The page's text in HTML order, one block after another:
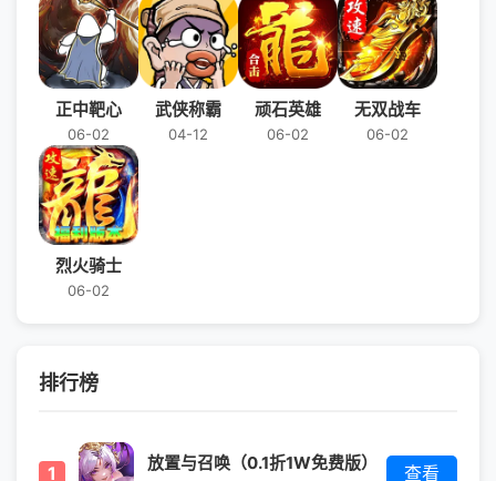
正中靶心
06-02
武侠称霸
04-12
顽石英雄
06-02
无双战车
06-02
烈火骑士
06-02
排行榜
1 放置与召唤（0.1折1W免费版） 查看